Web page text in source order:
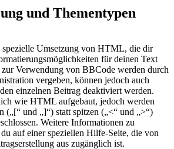
und Thementypen
spezielle Umsetzung von HTML, die dir
für deinen Text
Verwendung von BBCode werden durch
vergeben, können jedoch auch
einzelnen Beitrag deaktiviert werden.
wie HTML aufgebaut, jedoch werden
(„[“ und „]“) statt spitzen („<“ und „>“)
Weitere Informationen zu
auf einer speziellen Hilfe-Seite, die von
aus zugänglich ist.